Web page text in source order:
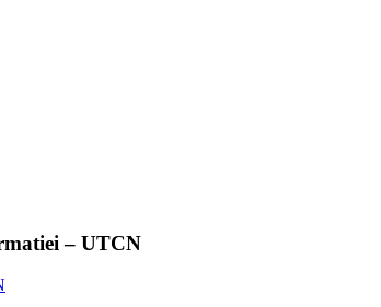
– UTCN